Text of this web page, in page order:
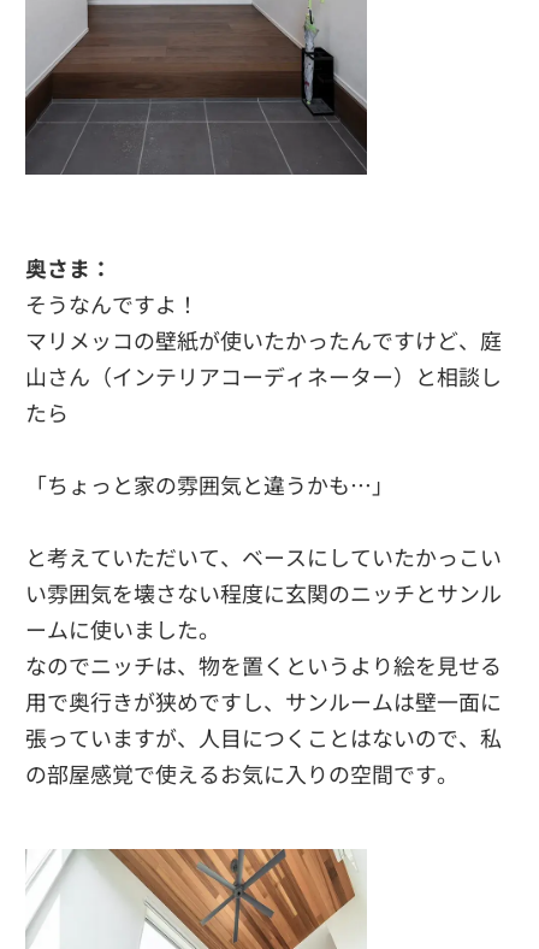
奥さま：
そうなんですよ！
マリメッコの壁紙が使いたかったんですけど、庭
山さん（インテリアコーディネーター）と相談し
たら
「ちょっと家の雰囲気と違うかも…」
と考えていただいて、ベースにしていたかっこい
い雰囲気を壊さない程度に玄関のニッチとサンル
ームに使いました。
なのでニッチは、物を置くというより絵を見せる
用で奥行きが狭めですし、サンルームは壁一面に
張っていますが、人目につくことはないので、私
の部屋感覚で使えるお気に入りの空間です。